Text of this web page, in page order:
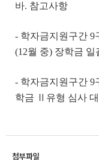
바. 참고사항
- 학자금지원구간 9
(12월 중) 장학금 일
- 학자금지원구간 9
학금 Ⅱ유형 심사